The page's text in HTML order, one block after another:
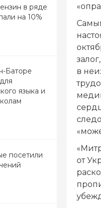
в ряде
на 10%
Баторе
языка и
посетили
в
от